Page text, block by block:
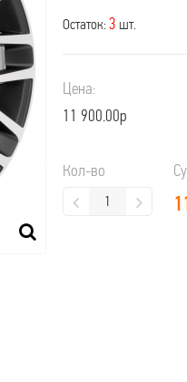
Остаток: 3 шт.
Цена:
11 900.00р
Кол-во